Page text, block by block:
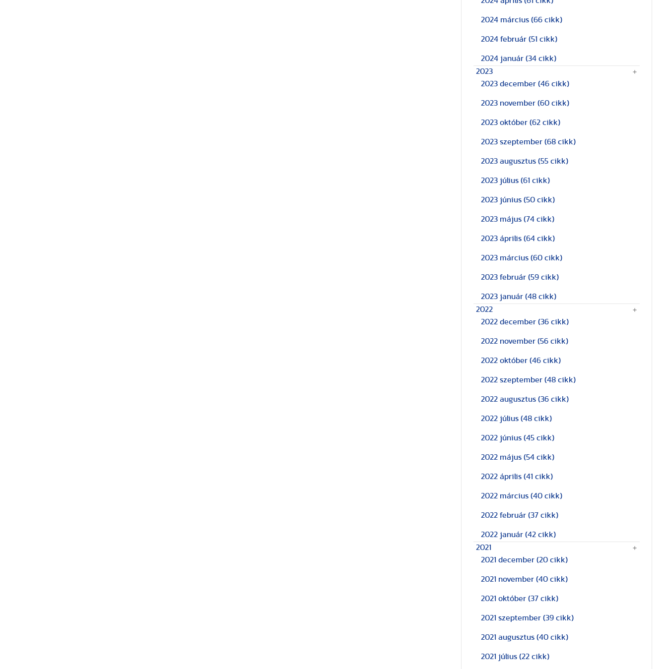
2024 március (66 cikk)
2024 február (51 cikk)
2024 január (34 cikk)
2023
2023 december (46 cikk)
2023 november (60 cikk)
2023 október (62 cikk)
2023 szeptember (68 cikk)
2023 augusztus (55 cikk)
2023 július (61 cikk)
2023 június (50 cikk)
2023 május (74 cikk)
2023 április (64 cikk)
2023 március (60 cikk)
2023 február (59 cikk)
2023 január (48 cikk)
2022
2022 december (36 cikk)
2022 november (56 cikk)
2022 október (46 cikk)
2022 szeptember (48 cikk)
2022 augusztus (36 cikk)
2022 július (48 cikk)
2022 június (45 cikk)
2022 május (54 cikk)
2022 április (41 cikk)
2022 március (40 cikk)
2022 február (37 cikk)
2022 január (42 cikk)
2021
2021 december (20 cikk)
2021 november (40 cikk)
2021 október (37 cikk)
2021 szeptember (39 cikk)
2021 augusztus (40 cikk)
2021 július (22 cikk)